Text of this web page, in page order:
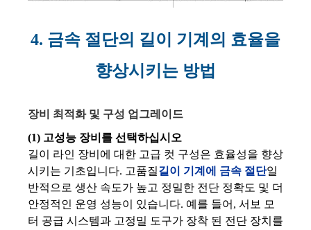
4. 금속 절단의 길이 기계의 효율을
향상시키는 방법
장비 최적화 및 구성 업그레이드
(1) 고성능 장비를 선택하십시오
길이 라인 장비에 대한 고급 컷 구성은 효율성을 향상
시키는 기초입니다. 고품질길이 기계에 금속 절단일
반적으로 생산 속도가 높고 정밀한 전단 정확도 및 더
안정적인 운영 성능이 있습니다. 예를 들어, 서보 모
터 공급 시스템과 고정밀 도구가 장착 된 전단 장치를